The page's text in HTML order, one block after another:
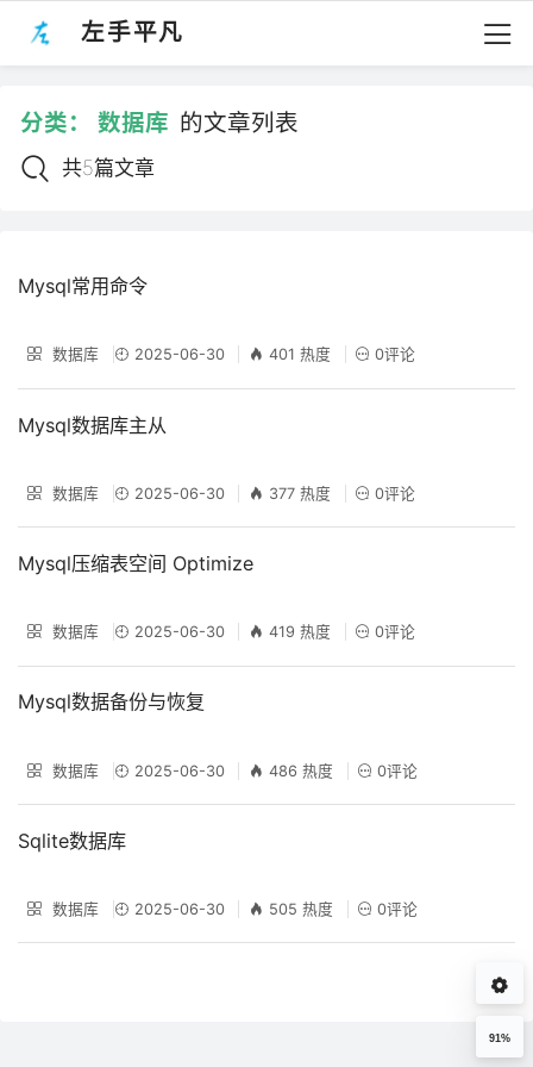
左手平凡
分类： 数据库 的文章列表
共5篇文章
Mysql常用命令
数据库 2025-06-30 401 热度 0评论
Mysql数据库主从
数据库 2025-06-30 377 热度 0评论
Mysql压缩表空间 Optimize
数据库 2025-06-30 419 热度 0评论
Mysql数据备份与恢复
数据库 2025-06-30 486 热度 0评论
Sqlite数据库
数据库 2025-06-30 505 热度 0评论
91%